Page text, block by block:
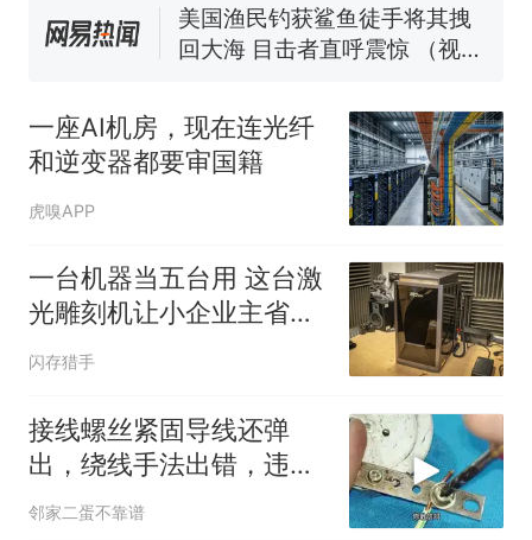
来源：参考消息）
热 西班牙飞地休达边境，摩洛
哥士兵搬起大石块投向移民引
洛哥涌入西班牙
一座AI机房，现在连光纤
和逆变器都要审国籍
虎嗅APP
一台机器当五台用 这台激
光雕刻机让小企业主省下
空间和成本
闪存猎手
接线螺丝紧固导线还弹
出，绕线手法出错，违规
操作极易引发隐患
邻家二蛋不靠谱